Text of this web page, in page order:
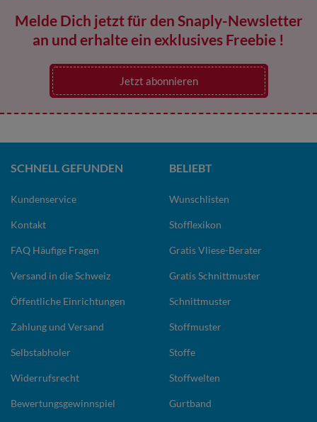
Melde Dich jetzt für den Snaply-Newsletter
an und erhalte ein exklusives Freebie !
Jetzt abonnieren
SCHNELL GEFUNDEN
Kundenservice
Kontakt
FAQ Häufige Fragen
Versand in die Schweiz
Öffentliche Einrichtungen
Zahlung und Versand
Selbstabholer
Widerrufsrecht
Bewertungsgewinnspiel
BELIEBT
Wunschlisten
Stofflexikon
Gratis Vliese-Berater
Gratis Schnittmuster
Schnittmuster
Stoffmuster
Stoffe
Stoffwelten
Gurtband